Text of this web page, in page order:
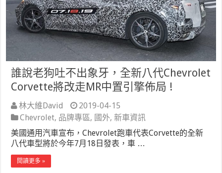
誰說老狗吐不出象牙，全新八代Chevrolet
Corvette將改走MR中置引擎佈局 !
林大維David
2019-04-15
Chevrolet, 品牌專區, 國外,新車資訊
美國通用汽車宣布，Chevrolet跑車代表Corvette的全新
八代車型將於今年7月18日發表，車 …
閱讀更多 »